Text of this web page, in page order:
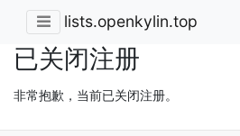
lists.openkylin.top
已关闭注册
非常抱歉，当前已关闭注册。